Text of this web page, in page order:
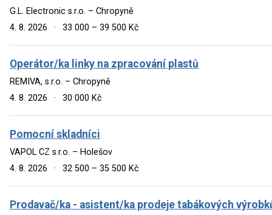
G.L. Electronic s.r.o. – Chropyně
4. 8. 2026
· 33 000 – 39 500 Kč
Operátor/ka linky na zpracování plastů
REMIVA, s.r.o. – Chropyně
4. 8. 2026
· 30 000 Kč
Pomocní skladníci
VAPOL CZ s.r.o. – Holešov
4. 8. 2026
· 32 500 – 35 500 Kč
Prodavač/ka - asistent/ka prodeje tabákových